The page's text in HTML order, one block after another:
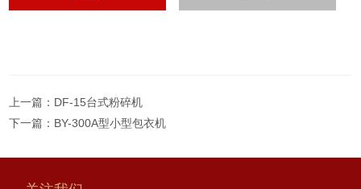
上一篇： DF-15台式粉碎机
下一篇： BY-300A型小型包衣机